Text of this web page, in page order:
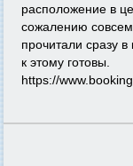
расположение в
сожалению
прочитали сразу
к этому готовы.
https://